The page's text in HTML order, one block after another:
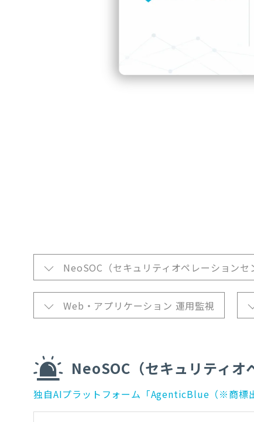
NeoSOC（セキュリティオペレーションセ
Web・アプリケーション 運用監視
NeoSOC（セキュリティオ
独自AIプラットフォーム「AgenticBlue（※商標